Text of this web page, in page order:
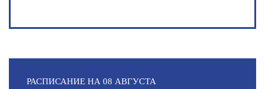
РАСПИСАНИЕ НА 08 АВГУСТА